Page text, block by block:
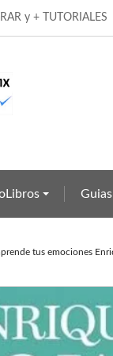
y + TUTORIALES
tus emociones